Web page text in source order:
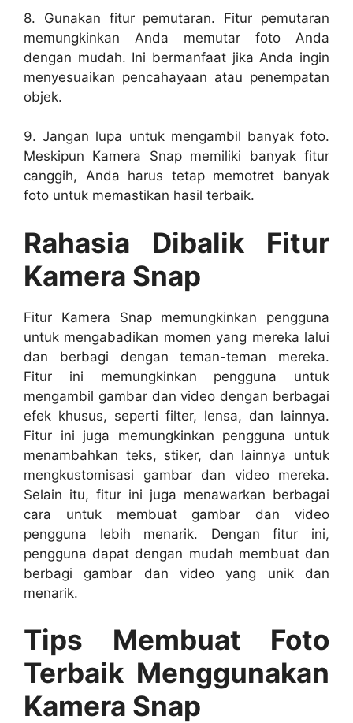
8. Gunakan fitur pemutaran. Fitur pemutaran
memungkinkan Anda memutar foto Anda
dengan mudah. Ini bermanfaat jika Anda ingin
menyesuaikan pencahayaan atau penempatan
objek.
9. Jangan lupa untuk mengambil banyak foto.
Meskipun Kamera Snap memiliki banyak fitur
canggih, Anda harus tetap memotret banyak
foto untuk memastikan hasil terbaik.
Rahasia Dibalik Fitur
Kamera Snap
Fitur Kamera Snap memungkinkan pengguna
untuk mengabadikan momen yang mereka lalui
dan berbagi dengan teman-teman mereka.
Fitur ini memungkinkan pengguna untuk
mengambil gambar dan video dengan berbagai
efek khusus, seperti filter, lensa, dan lainnya.
Fitur ini juga memungkinkan pengguna untuk
menambahkan teks, stiker, dan lainnya untuk
mengkustomisasi gambar dan video mereka.
Selain itu, fitur ini juga menawarkan berbagai
cara untuk membuat gambar dan video
pengguna lebih menarik. Dengan fitur ini,
pengguna dapat dengan mudah membuat dan
berbagi gambar dan video yang unik dan
menarik.
Tips Membuat Foto
Terbaik Menggunakan
Kamera Snap